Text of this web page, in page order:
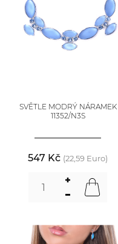
SVĚTLE MODRÝ NÁRAMEK
11352/N3S
547 Kč (22,59 Euro)